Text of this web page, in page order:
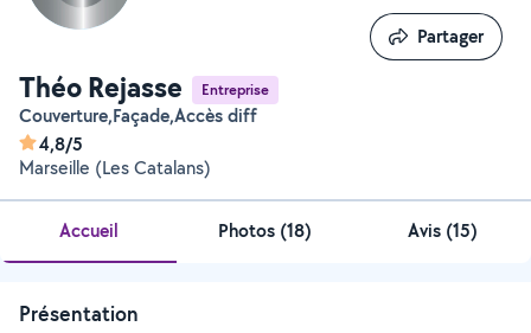
Théo Rejasse Entreprise
Couverture,Façade,Accès diff
4,8/5
Marseille (Les Catalans)
Partager
Partager
Accueil Photos (18) Avis (15)
Présentation